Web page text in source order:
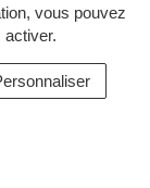
vous pouvez
activer.